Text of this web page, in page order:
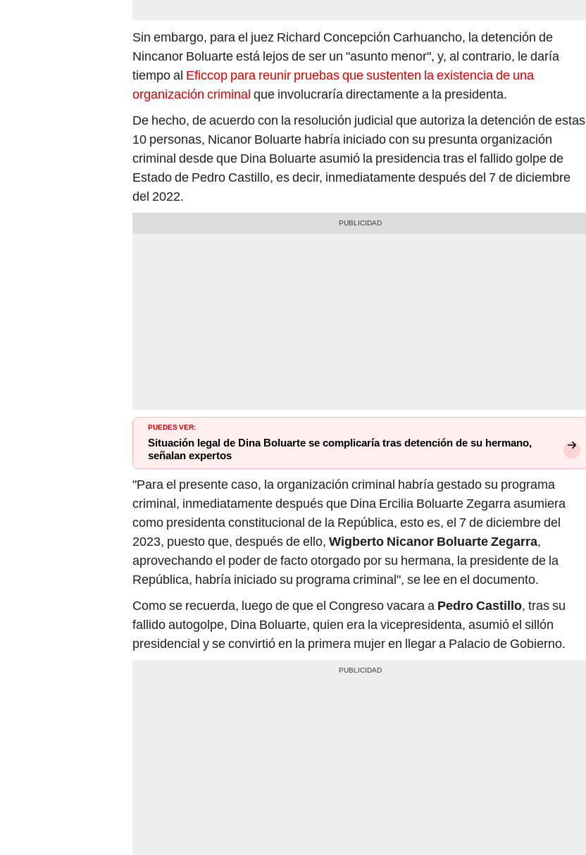
Sin embargo, para el juez Richard Concepción Carhuancho, la detención de
Nincanor Boluarte está lejos de ser un "asunto menor", y, al contrario, le daría
tiempo al Eficcop para reunir pruebas que sustenten la existencia de una
organización criminal que involucraría directamente a la presidenta.
De hecho, de acuerdo con la resolución judicial que autoriza la detención de estas
10 personas, Nicanor Boluarte habría iniciado con su presunta organización
criminal desde que Dina Boluarte asumió la presidencia tras el fallido golpe de
Estado de Pedro Castillo, es decir, inmediatamente después del 7 de diciembre
del 2022.
PUEDES VER:
Situación legal de Dina Boluarte se complicaría tras detención de su hermano,
señalan expertos
"Para el presente caso, la organización criminal habría gestado su programa
criminal, inmediatamente después que Dina Ercilia Boluarte Zegarra asumiera
como presidenta constitucional de la República, esto es, el 7 de diciembre del
2023, puesto que, después de ello, Wigberto Nicanor Boluarte Zegarra,
aprovechando el poder de facto otorgado por su hermana, la presidente de la
República, habría iniciado su programa criminal", se lee en el documento.
Como se recuerda, luego de que el Congreso vacara a Pedro Castillo, tras su
fallido autogolpe, Dina Boluarte, quien era la vicepresidenta, asumió el sillón
presidencial y se convirtió en la primera mujer en llegar a Palacio de Gobierno.